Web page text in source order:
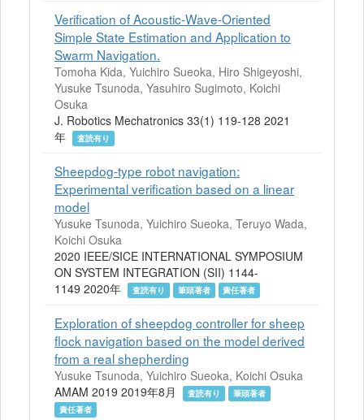
Verification of Acoustic-Wave-Oriented
Simple State Estimation and Application to
Swarm Navigation.
Tomoha Kida, Yuichiro Sueoka, Hiro Shigeyoshi,
Yusuke Tsunoda, Yasuhiro Sugimoto, Koichi
Osuka
J. Robotics Mechatronics 33(1) 119-128 2021
年
査読有り
Sheepdog-type robot navigation:
Experimental verification based on a linear
model
Yusuke Tsunoda, Yuichiro Sueoka, Teruyo Wada,
Koichi Osuka
2020 IEEE/SICE INTERNATIONAL SYMPOSIUM
ON SYSTEM INTEGRATION (SII) 1144-
1149 2020年
査読有り 筆頭著者 責任著者
Exploration of sheepdog controller for sheep
flock navigation based on the model derived
from a real shepherding
Yusuke Tsunoda, Yuichiro Sueoka, Koichi Osuka
AMAM 2019 2019年8月
査読有り
筆頭著者
責任著者